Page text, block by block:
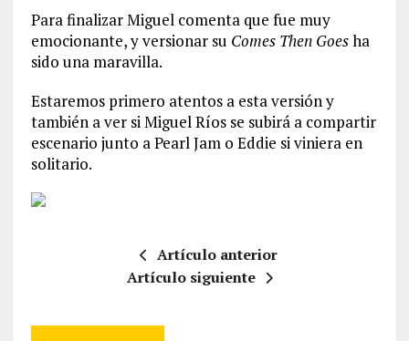
Para finalizar Miguel comenta que fue muy
emocionante, y versionar su Comes Then Goesha
sido una maravilla.
Estaremos primero atentos a esta versión y
también a ver si Miguel Ríos se subirá a compartir
escenario junto a Pearl Jam o Eddie si viniera en
solitario.
Artículo anterior
Artículo siguiente